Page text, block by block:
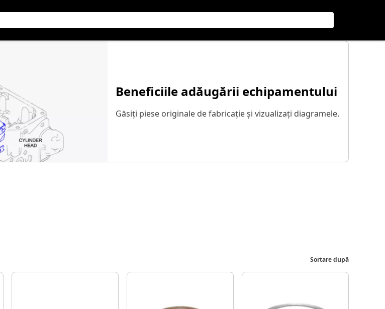
Beneficiile adăugării echipamentului
Găsiți piese originale de fabricație și vizualizați diagramele.
Sortare după